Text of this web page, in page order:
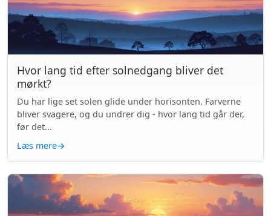
Hvor lang tid efter solnedgang bliver det
mørkt?
Du har lige set solen glide under horisonten. Farverne
bliver svagere, og du undrer dig - hvor lang tid går der,
før det...
Læs mere→